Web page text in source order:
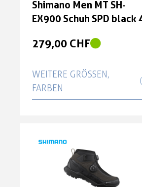
Shimano Men MT SH-
EX900 Schuh SPD black
279,00 CHF
WEITERE GRÖSSEN, F
ARBEN
279,00 CHF
Shimano Men MT SH-
EX900 Schuh SPD black